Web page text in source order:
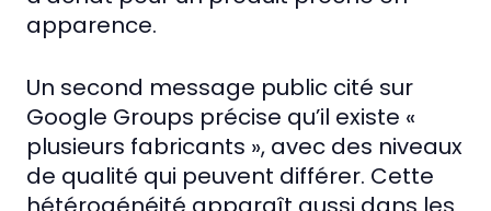
apparence.
Un second message public cité sur
Google Groups précise qu’il existe «
plusieurs fabricants », avec des niveaux
de qualité qui peuvent différer. Cette